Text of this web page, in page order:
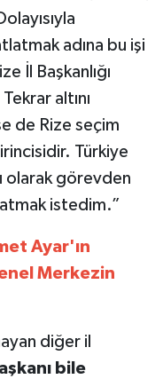
adına bu işi
İl Başkanlığı
altını
de Rize seçim
Türkiye
olarak görevden
istedim.”
Ayar'ın
Merkezin
diğer il
bile